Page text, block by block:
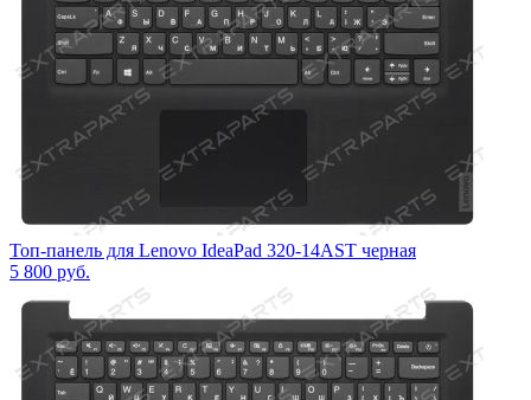
Топ-панель для Lenovo IdeaPad 320-14AST черная
5 800 руб.